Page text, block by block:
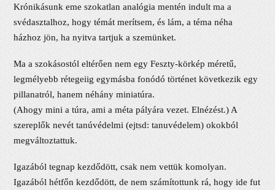
Krónikásunk eme szokatlan analógia mentén indult ma a
svédasztalhoz, hogy témát merítsem, és lám, a téma néha
házhoz jön, ha nyitva tartjuk a szemünket.
Ma a szokásostól eltérően nem egy Feszty-körkép méretű,
legmélyebb rétegeiig egymásba fonódó történet következik egy
pillanatról, hanem néhány miniatúra.
(Ahogy mini a túra, ami a méta pályára vezet. Elnézést.) A
szereplők nevét tanúvédelmi (ejtsd: tanuvédelem) okokból
megváltoztattuk.
Igazából tegnap kezdődött, csak nem vettük komolyan.
Igazából hétfőn kezdődött, de nem számítottunk rá, hogy ide fut